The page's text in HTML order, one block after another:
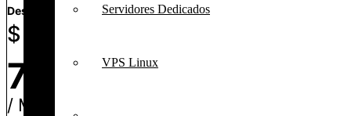
Servidores Dedicados
VPS Linux
Desde:
$
74.25
/ Mensual